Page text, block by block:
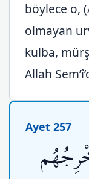
böylece o,
olmayan
kulba,
Allah
Ayet 257